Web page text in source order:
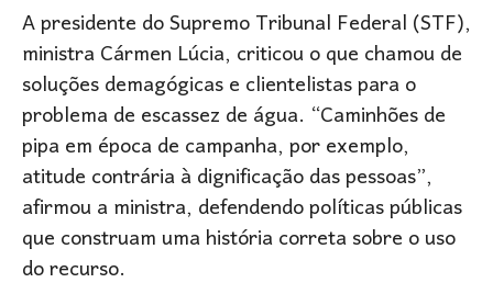
A presidente do Supremo Tribunal Federal (STF),
ministra Cármen Lúcia, criticou o que chamou de
soluções demagógicas e clientelistas para o
problema de escassez de água. “Caminhões de
pipa em época de campanha, por exemplo,
atitude contrária à dignificação das pessoas”,
afirmou a ministra, defendendo políticas públicas
que construam uma história correta sobre o uso
do recurso.